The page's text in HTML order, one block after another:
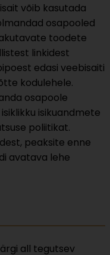
võib kasutada
osapooled
toodete
linkidest
edasi veebisaiti
kodulehele.
osapoole
isikuandmete
poliitikat.
peaksite enne
avatava lehe
all tegutsev